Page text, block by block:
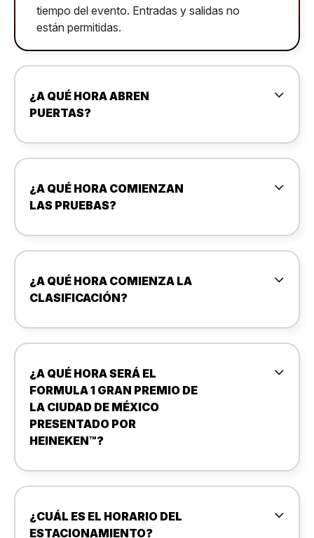
tiempo del evento. Entradas y salidas no
están permitidas.
¿A QUÉ HORA ABREN
PUERTAS?
¿A QUÉ HORA COMIENZAN
LAS PRUEBAS?
¿A QUÉ HORA COMIENZA LA
CLASIFICACIÓN?
¿A QUÉ HORA SERÁ EL
FORMULA 1 GRAN PREMIO DE
LA CIUDAD DE MÉXICO
PRESENTADO POR
HEINEKEN™?
¿CUÁL ES EL HORARIO DEL
ESTACIONAMIENTO?